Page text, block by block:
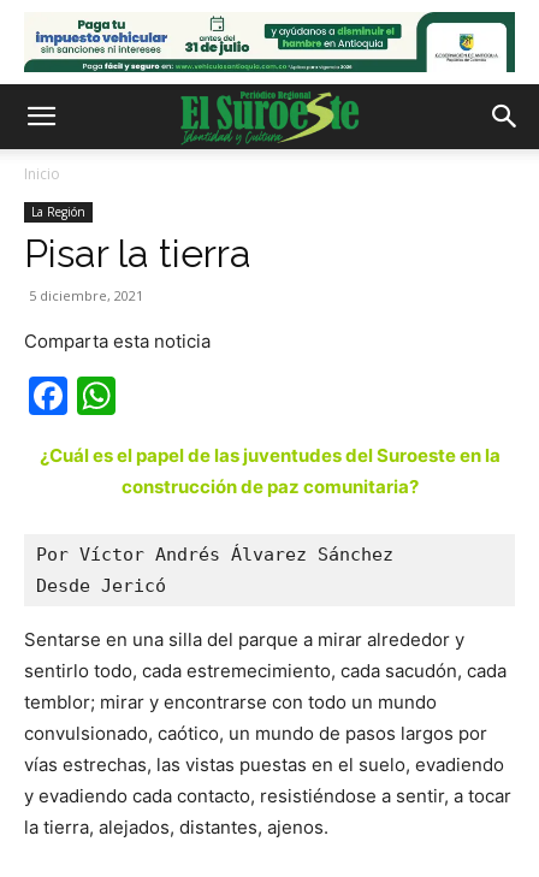
Inicio
La Región
Pisar la tierra
5 diciembre, 2021
Comparta esta noticia
Facebook
¿Cuál es el papel de las juventudes del Suroeste en la
construcción de paz comunitaria?
Por Víctor Andrés Álvarez Sánchez
Desde Jericó
Sentarse en una silla del parque a mirar alrededor y
sentirlo todo, cada estremecimiento, cada sacudón, cada
temblor; mirar y encontrarse con todo un mundo
convulsionado, caótico, un mundo de pasos largos por
vías estrechas, las vistas puestas en el suelo, evadiendo
y evadiendo cada contacto, resistiéndose a sentir, a tocar
la tierra, alejados, distantes, ajenos.